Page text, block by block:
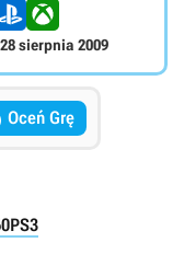
28 sierpnia 2009
Oceń Grę
PS3